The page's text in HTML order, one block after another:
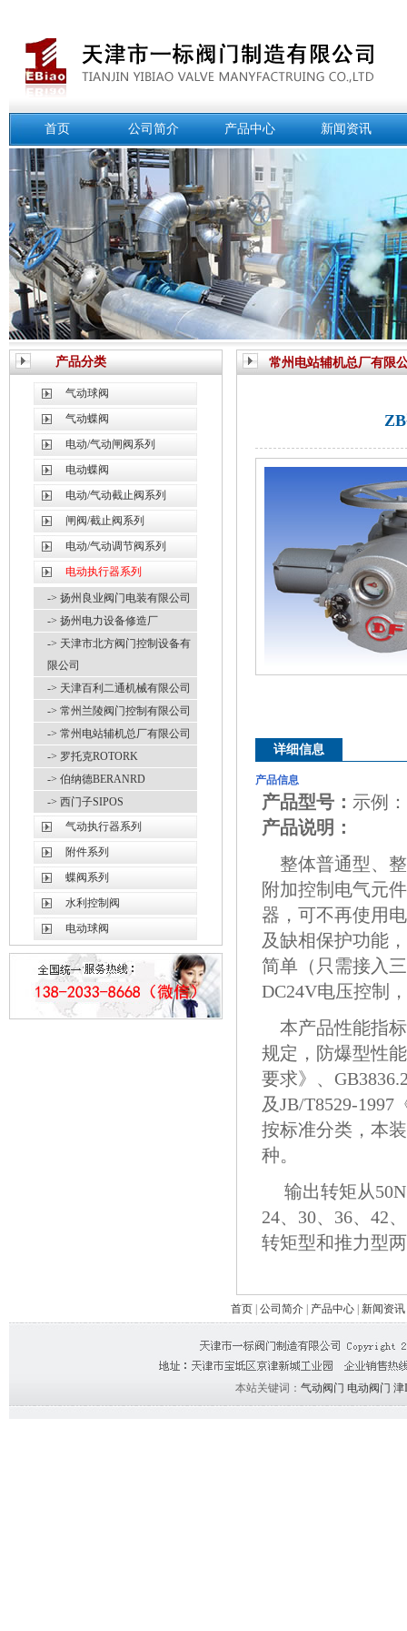
首页 公司简介 产品中心 新闻资讯
产品分类
气动球阀
气动蝶阀
电动/气动闸阀系列
电动蝶阀
电动/气动截止阀系列
闸阀/截止阀系列
电动/气动调节阀系列
电动执行器系列
-> 扬州良业阀门电装有限公司
-> 扬州电力设备修造厂
-> 天津市北方阀门控制设备有
限公司
-> 天津百利二通机械有限公司
-> 常州兰陵阀门控制有限公司
-> 常州电站辅机总厂有限公司
-> 罗托克ROTORK
-> 伯纳德BERANRD
-> 西门子SIPOS
气动执行器系列
附件系列
蝶阀系列
水利控制阀
电动球阀
常州电站辅机总厂有限
详细信息
产品信息
产品型号： 示例
产品说明：
整体普通型、整
附加控制电气元
器，可不再使用
及缺相保护功能
简单（只需接入
DC24V电压控制
本产品性能指标
规定，防爆型性
要求》、
及JB/T8529-
按标准分类，本
种。
输出转矩从
24、30、36、42
转矩型和推力型
首页 公司简介 产品中心 新闻资讯
本站关键词： 气动阀门 电动阀门 津